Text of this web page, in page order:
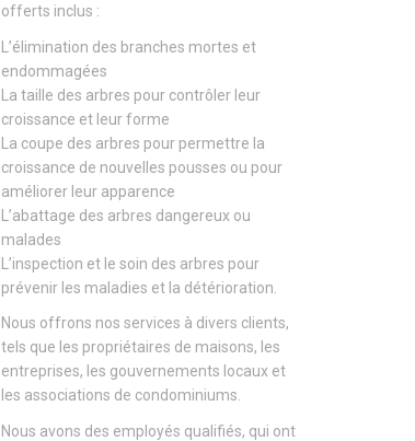
offerts inclus :
L’élimination des branches mortes et
endommagées
La taille des arbres pour contrôler leur
croissance et leur forme
La coupe des arbres pour permettre la
croissance de nouvelles pousses ou pour
améliorer leur apparence
L’abattage des arbres dangereux ou
malades
L’inspection et le soin des arbres pour
prévenir les maladies et la détérioration.
Nous offrons nos services à divers clients,
tels que les propriétaires de maisons, les
entreprises, les gouvernements locaux et
les associations de condominiums.
Nous avons des employés qualifiés, qui ont